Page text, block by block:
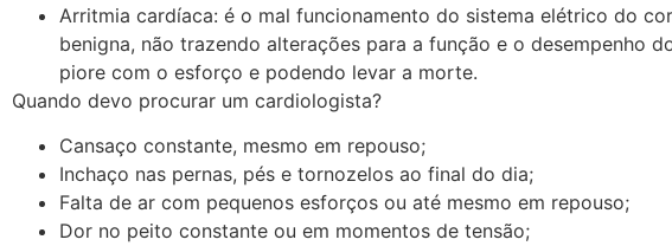
Arritmia cardíaca: é o mal funcionamento do sistema elétrico do
benigna, não trazendo alterações para a função e o desempenho
piore com o esforço e podendo levar a morte.
Quando devo procurar um cardiologista?
Cansaço constante, mesmo em repouso;
Inchaço nas pernas, pés e tornozelos ao final do dia;
Falta de ar com pequenos esforços ou até mesmo em repouso;
Dor no peito constante ou em momentos de tensão;